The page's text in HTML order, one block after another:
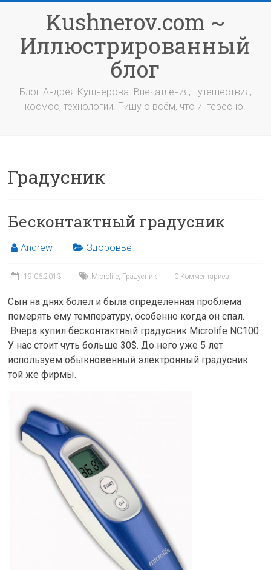
содержимомуKushnerov.com ~
Иллюстрированный
блог
Блог Андрея Кушнерова. Впечатления, путешествия,
космос, технологии. Пишу о всём, что интересно.
Градусник
Бесконтактный градусник
Andrew Здоровье
19.06.2013 Microlife, Градусник 0 Комментариев
Сын на днях болел и была определённая проблема
померять ему температуру, особенно когда он спал.
Вчера купил бесконтактный градусник Microlife NC100.
У нас стоит чуть больше 30$. До него уже 5 лет
используем обыкновенный электронный градусник
той же фирмы.